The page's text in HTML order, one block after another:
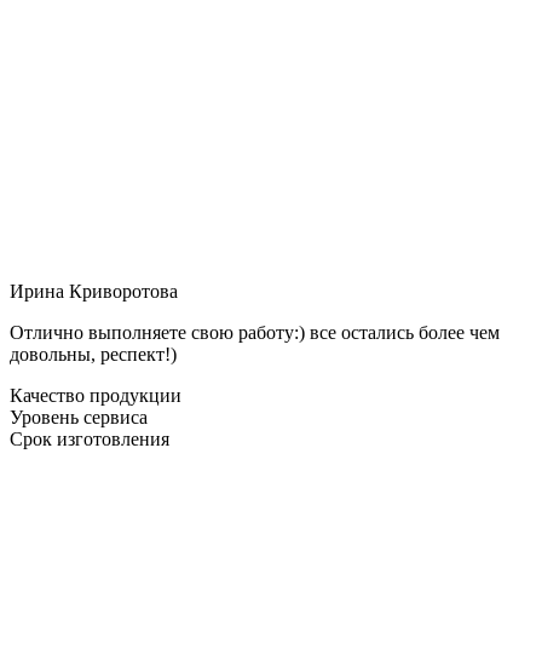
Ирина Криворотова
Отлично выполняете свою работу:) все остались более чем
довольны, респект!)
Качество продукции
Уровень сервиса
Срок изготовления